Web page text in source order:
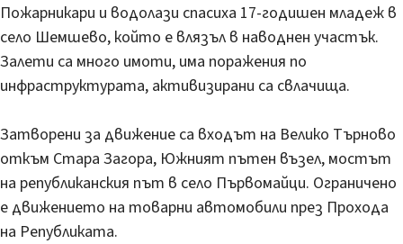
Пожарникари и водолази спасиха 17-годишен младеж в
село Шемшево, който е влязъл в наводнен участък.
Залети са много имоти, има поражения по
инфраструктурата, активизирани са свлачища.
Затворени за движение са входът на Велико Търново
откъм Стара Загора, Южният пътен възел, мостът
на републиканския път в село Първомайци. Ограничено
е движението на товарни автомобили през Прохода
на Републиката.